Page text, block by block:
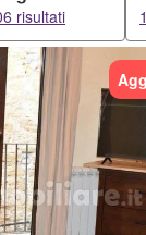
risultati